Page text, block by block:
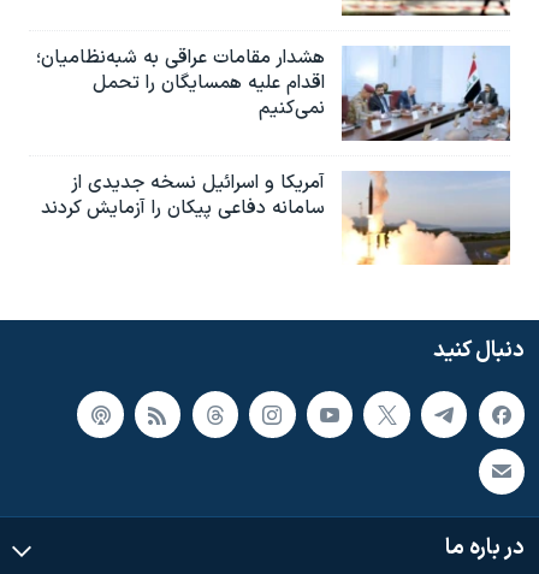
هشدار مقامات عراقی به شبه‌نظامیان؛
اقدام علیه همسایگان را تحمل
نمی‌کنیم
آمریکا و اسرائیل نسخه جدیدی از
سامانه دفاعی پیکان را آزمایش کردند
دنبال کنید
در باره ما